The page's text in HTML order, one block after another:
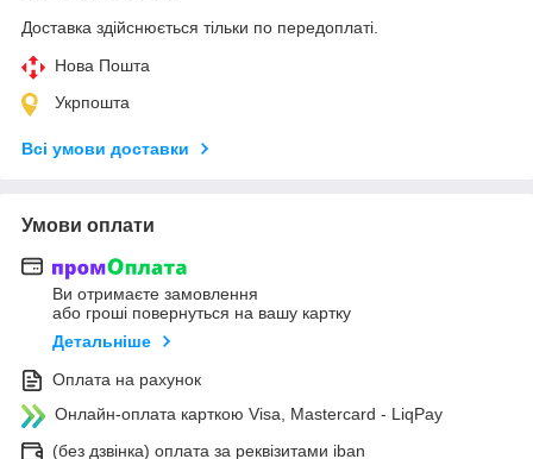
Доставка здійснюється тільки по передоплаті.
Нова Пошта
Укрпошта
Всі умови доставки
Умови оплати
Ви отримаєте замовлення
або гроші повернуться на вашу картку
Детальніше
Оплата на рахунок
Онлайн-оплата карткою Visa, Mastercard - LiqPay
(без дзвінка) оплата за реквізитами iban